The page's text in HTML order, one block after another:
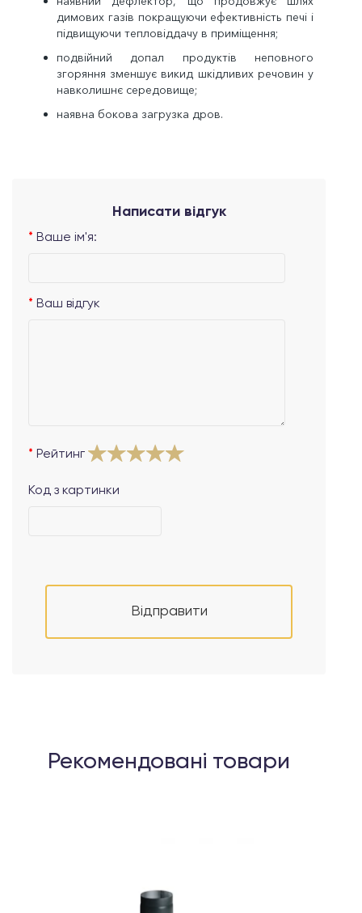
димових газів покращуючи ефективність печі і
підвищуючи тепловіддачу в приміщення;
подвійний допал продуктів неповного
згоряння зменшує викид шкідливих речовин у
навколишнє середовище;
наявна бокова загрузка дров.
Написати відгук
Ваше ім'я:
Ваш відгук
Рейтинг
Код з картинки
Відправити
Рекомендовані товари